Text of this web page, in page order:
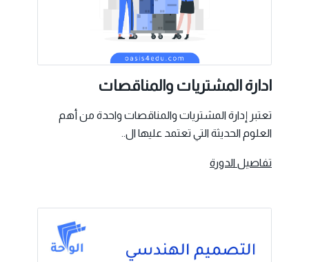
ادارة المشتريات والمناقصات
تعتبر إدارة المشتريات والمناقصات واحدة من أهم
العلوم الحديثة التي تعتمد عليها ال..
تفاصيل الدورة